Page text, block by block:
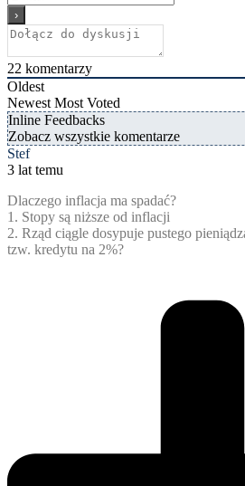
22 komentarzy
Oldest
Newest Most Voted
Inline Feedbacks
Zobacz wszystkie komentarze
Stef
3 lat temu
Dlaczego inflacja ma spadać?
1. Stopy są niższe od inflacji
2. Rząd ciągle dosypuje pustego
tzw. kredytu na 2%?